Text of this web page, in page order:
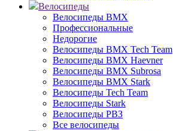
Велосипеды
Велосипеды BMX
Профессиональные
Недорогие
Велосипеды BMX Tech Team
Велосипеды BMX Haevner
Велосипеды BMX Subrosa
Велосипеды BMX Stark
Велосипеды Tech Team
Велосипеды Stark
Велосипеды РВЗ
Все велосипеды